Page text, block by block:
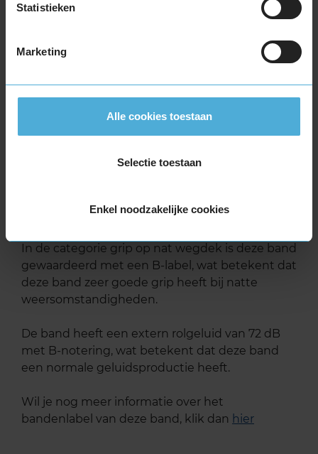
Statistieken
Marketing
Alle cookies toestaan
Selectie toestaan
Enkel noodzakelijke cookies
ABC
met een goede brandstofefficiëntie.
In de categorie grip op nat wegdek is deze band
gewaardeerd met een B-label, wat betekent dat
deze band zeer goede grip heeft bij natte
weersomstandigheden.
De band heeft een extern rolgeluid van 72 dB
met B-notering, wat betekent dat deze band
een normale geluidsproductie heeft.
Wil je nog meer informatie over het
bandenlabel van deze band, klik dan hier